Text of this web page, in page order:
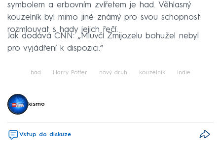
symbolem a erbovním zvířetem je had. Věhlasný
kouzelník byl mimo jiné známý pro svou schopnost
rozmlouvat s hady jejich řečí.
Jak dodává CNN: „Mluvčí Zmijozelu bohužel nebyl
pro vyjádření k dispozici.“
had Harry Potter nový druh kouzelník Indie
kismo
Vstup do diskuze